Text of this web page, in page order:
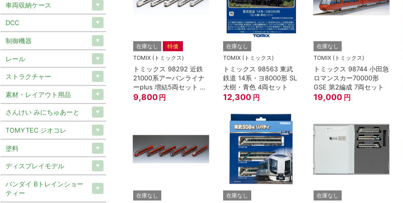
在庫なし
特価
TOMIX (トミックス)
トミックス 98292 近鉄
21000系アーバンライナ
ーplus 増結5両セット 鉄
道模型 Nゲージ
9,800 円
在庫なし
TOMIX (トミックス)
トミックス 98563 東武
鉄道 14系・ヨ8000形 SL
大樹・青色 4両セット
12,300 円
在庫なし
TOMIX (トミックス)
トミックス 98744 小田急
ロマンスカー70000形
GSE 第2編成 7両セット
19,000 円
在庫なし
在庫なし
在庫なし
車両収納ケース
DCC
制御機器
レール
ストラクチャー
素材・レイアウト用品
さんけい みにちゅあーと
TOMYTEC ジオコレ
塗料
ディスプレイモデル
バンダイ Bトレインショー
ティー